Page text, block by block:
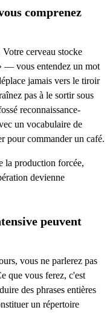
comprenez
cerveau stocke
— vous entendez un mot
jamais vers le tiroir
pas à le sortir sous
reconnaissance-
un vocabulaire de
pour commander un café.
la production forcée,
devienne
peuvent
vous ne parlerez pas
que vous ferez, c'est
des phrases entières
un répertoire